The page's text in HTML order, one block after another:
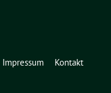
Impressum Kontakt